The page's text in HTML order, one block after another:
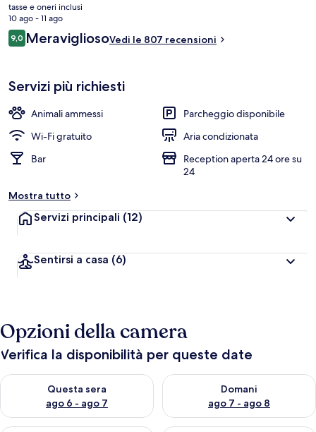
prezzo
attuale
è
97 €
tasse e oneri inclusi
10 ago - 11 ago
Recensioni
9,09,0 su 10
MeravigliosoVedi le 807 recensioni
Servizi più richiesti
Animali ammessi
Parcheggio disponibile
Wi-Fi gratuito
Aria condizionata
Bar
Reception aperta 24 ore su
24
Mostra tutto
Servizi principali (12)
Sentirsi a casa (6)
Opzioni della camera
Verifica la disponibilità per queste date
Questa sera
ago 6 - ago 7
Verifica la disponibilità per questa sera, ago 6 - ago 7
Domani
ago 7 - ago 8
Verifica la disponibilità per